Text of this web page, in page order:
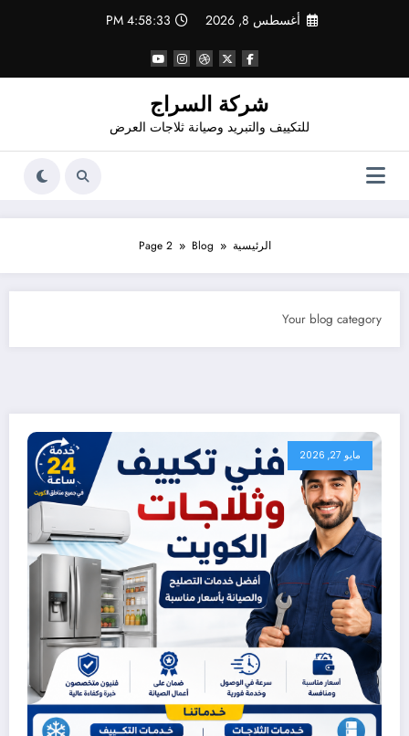
أغسطس 8, 2026 4:58:35 PM
شركة السراج
للتكييف والتبريد وصيانة ثلاجات العرض
الرئيسية Blog
Page 2
Your blog category
مايو 27, 2026